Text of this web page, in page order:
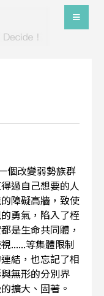
個改變弱勢族群
過自己想要的人
障礙高牆，致使
勇氣，陷入了桎
是生命共同體，
......等集體限制
結，也忘記了相
無形的分別界
擴大、固著。